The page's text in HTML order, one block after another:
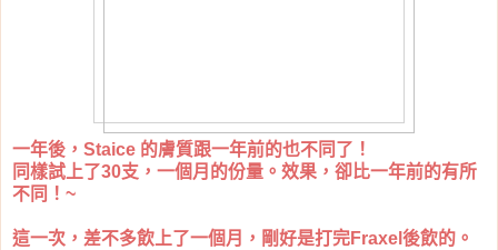
一年後，Staice 的膚質跟一年前的也不同了！
同樣試上了30支，一個月的份量。效果，卻比一年前的有所
不同！~
這一次，差不多飲上了一個月，剛好是打完Fraxel後飲的。